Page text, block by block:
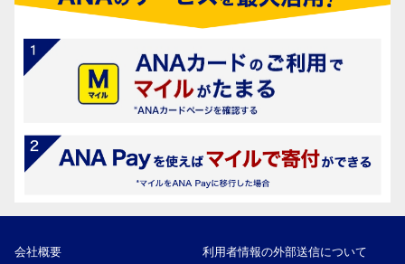
会社概要 利用者情報の外部送信について